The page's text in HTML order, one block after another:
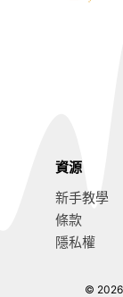
資源
新手教學
條款
隱私權
© 2026